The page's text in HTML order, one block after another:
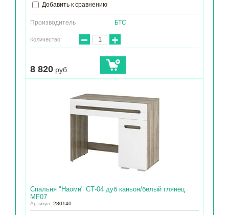
Добавить к сравнению
Производитель БТС
Количество: − +
8 820 руб.
Спальня "Наоми" СТ-04 дуб каньон/белый глянец
МF07
Артикул: 280140